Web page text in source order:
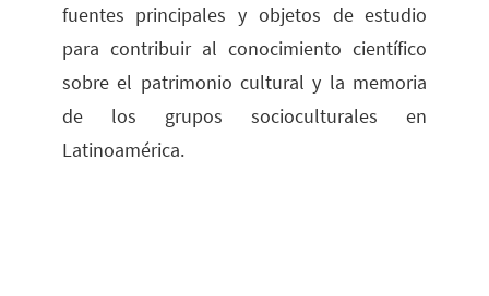
fuentes principales y objetos de estudio
para contribuir al conocimiento científico
sobre el patrimonio cultural y la memoria
de los grupos socioculturales en
Latinoamérica.